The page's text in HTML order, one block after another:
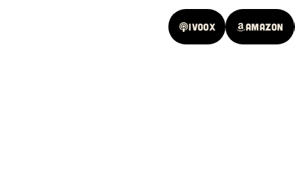
Ivoox Amazon